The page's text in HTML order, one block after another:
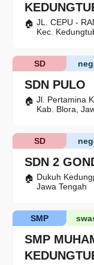
JL. CEPU -
Kec.
SDN PULO
SD
Jl. Pertamina
Kab. Blora,
SDN 2
SD
Dukuh
Jawa Tengah
SMP
SMP